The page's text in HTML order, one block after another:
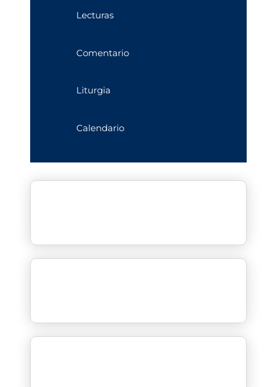
Lecturas
Comentario
Liturgia
Calendario